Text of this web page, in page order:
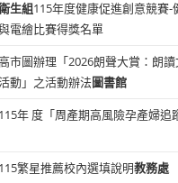
生組115年度健康促進創意競賽-
電繪比賽得獎名單
市圖辦理「2026朗聲大賞：朗讀
動」之活動辦法圖書館
年 度「周產期高風險孕產婦追
115繁星推薦校內選填說明教務處